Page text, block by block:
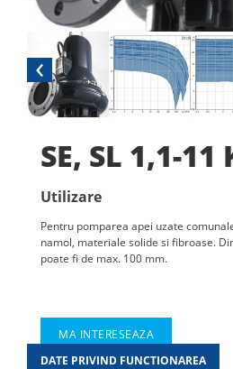
‹
SE, SL 1,1-11
Utilizare
Pentru pomparea apei uzate
namol, materiale solide si fibroase.
poate fi de max. 100 mm.
MA INTERESEAZA
DATE PRIVIND FUNCTIONAREA